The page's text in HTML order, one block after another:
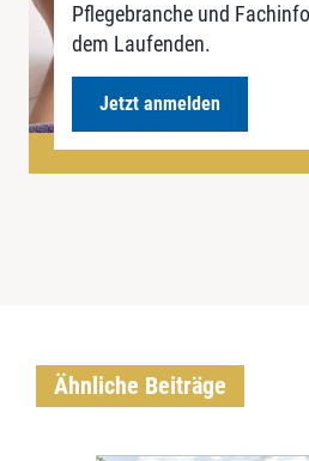
Pflegebranche und
dem Laufenden.
Jetzt anmelden
Ähnliche Beiträge